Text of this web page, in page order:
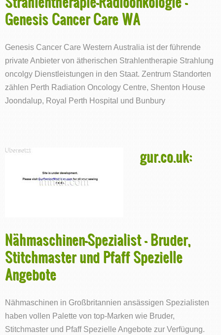
Genesis Cancer Care WA
Genesis Cancer Care Western Australia ist der führende
private Anbieter von ätherischen Strahlentherapie Strahlung
oncolgy Dienstleistungen in den Staat. Zentrum Standorten
zählen Perth Radiation Oncology Centre, Shenton House
Joondalup, Royal Perth Hospital und Bunbury
gur.co.uk:
Nähmaschinen-Spezialist - Bruder,
Stitchmaster und Pfaff Spezielle
Angebote
Nähmaschinen in Großbritannien ansässigen Spezialisten
haben vollen Palette von top-Marken wie Bruder,
Stitchmaster und Pfaff Spezielle Angebote zur Verfügung.